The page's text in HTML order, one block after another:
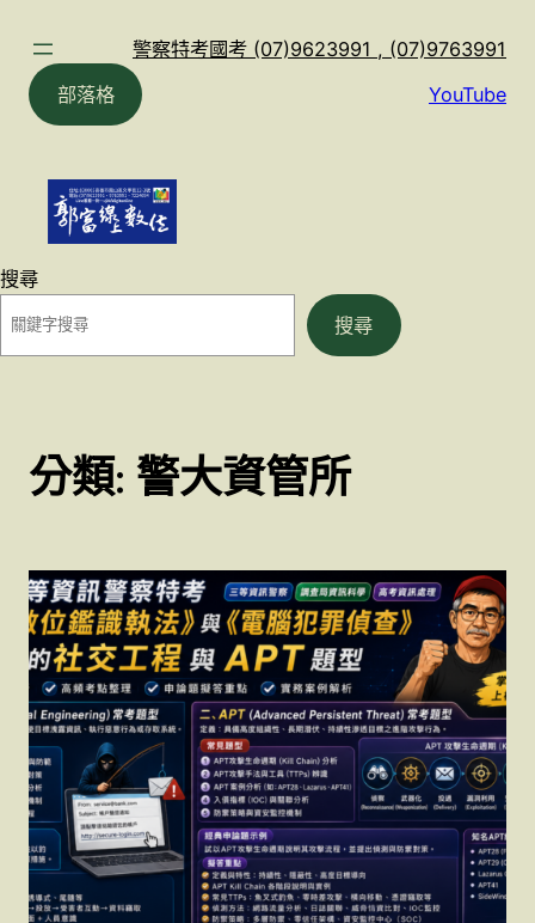
警察特考國考 (07)9623991 , (07)9763991
部落格
YouTube
搜尋
搜尋
分類: 警大資管所